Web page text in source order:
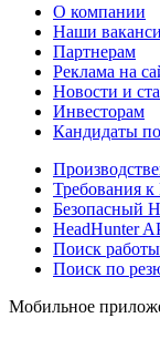
О компании
Наши
Партнерам
Реклама на
Новости и
Инвесторам
Кандидаты
Требования
Безопасный
HeadHunter
Поиск работы
Поиск по
Мобильное